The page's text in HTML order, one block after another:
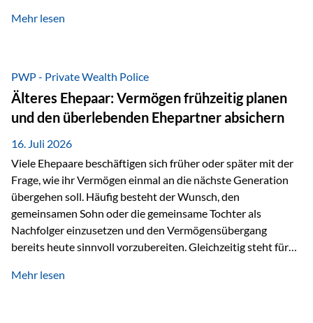
Vienna-Life eine interessante Lösung. Es ermöglicht,
Ausgangssituation Stellen Sie sich folgende Familie vor: Die
Großeltern haben über viele Jahre Vermögen aufgebaut. Ihr
Wunsch ist es, dieses Vermögen nicht nur den eigenen
Kindern, sondern langfristig auch den Enkeln zukommen zu…
Mehr lesen
PWP - Private Wealth Police
Älteres Ehepaar: Vermögen frühzeitig planen
und den überlebenden Ehepartner absichern
16. Juli 2026
Viele Ehepaare beschäftigen sich früher oder später mit der
Frage, wie ihr Vermögen einmal an die nächste Generation
übergehen soll. Häufig besteht der Wunsch, den
gemeinsamen Sohn oder die gemeinsame Tochter als
Nachfolger einzusetzen und den Vermögensübergang
bereits heute sinnvoll vorzubereiten. Gleichzeitig steht für
passiert, wenn einer der beiden verstirbt? Der überlebende
Mehr lesen